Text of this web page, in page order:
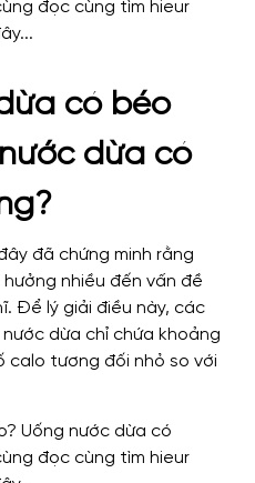
có béo
dừa có
đã chứng minh rằng
nhiều đến vấn đề
Để lý giải điều này, các
dừa chỉ chứa khoảng
calo tương đối nhỏ so với